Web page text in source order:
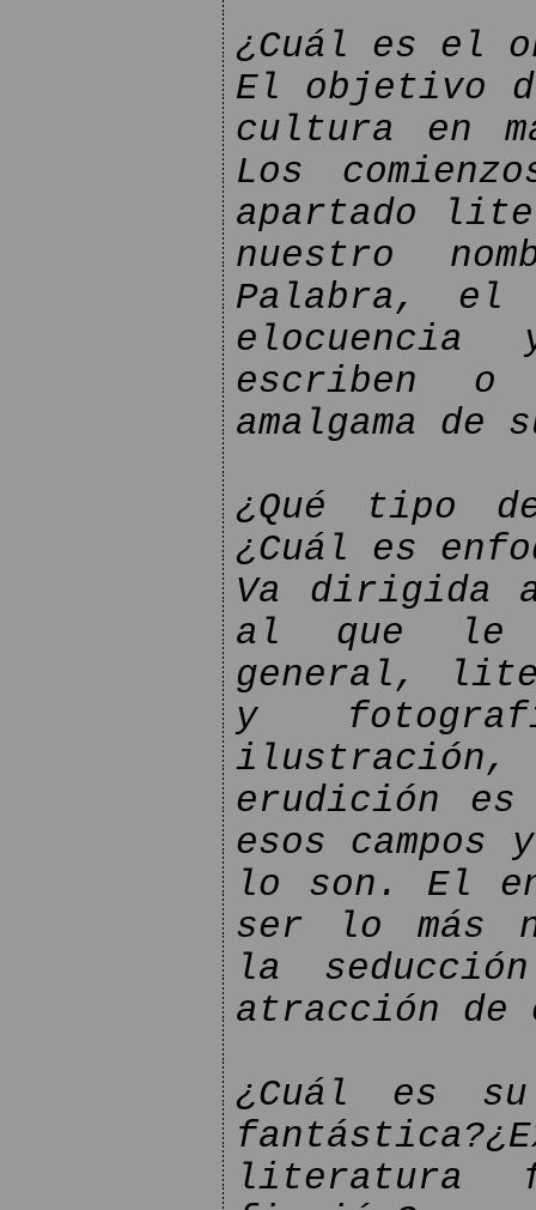
¿Cuál es el
El objetivo
cultura en
Los
apartado
nuestro
Palabra,
escriben o
amalgama
¿Qué tipo
¿Cuál es
Va dirigida
al que le
general,
y
ilustración,
erudición es
esos
lo son. El
ser lo más
la
atracción de
¿Cuál es
literatura